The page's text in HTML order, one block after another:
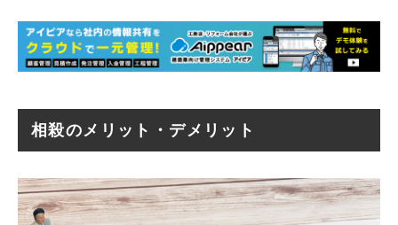
相殺のメリット・デメリット